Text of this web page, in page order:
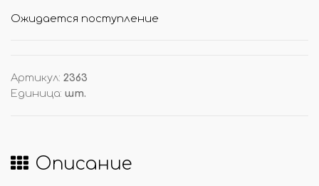
Ожидается поступление
Артикул: 2363
Единица: шт.
Описание